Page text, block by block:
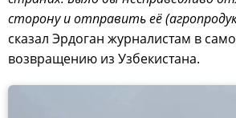
сторону и отправить её
сказал Эрдоган журналистам в
возвращению из Узбекистана.